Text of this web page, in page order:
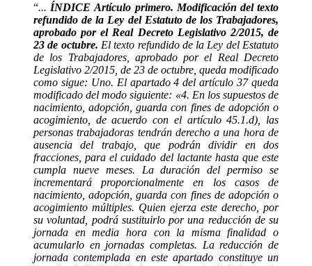
“... ÍNDICE Artículo primero. Modificación del texto
refundido de la Ley del Estatuto de los Trabajadores,
aprobado por el Real Decreto Legislativo 2/2015, de
23 de octubre. El texto refundido de la Ley del Estatuto
de los Trabajadores, aprobado por el Real Decreto
Legislativo 2/2015, de 23 de octubre, queda modificado
como sigue: Uno. El apartado 4 del artículo 37 queda
modificado del modo siguiente: «4. En los supuestos de
nacimiento, adopción, guarda con fines de adopción o
acogimiento, de acuerdo con el artículo 45.1.d), las
personas trabajadoras tendrán derecho a una hora de
ausencia del trabajo, que podrán dividir en dos
fracciones, para el cuidado del lactante hasta que este
cumpla nueve meses. La duración del permiso se
incrementará proporcionalmente en los casos de
nacimiento, adopción, guarda con fines de adopción o
acogimiento múltiples. Quien ejerza este derecho, por
su voluntad, podrá sustituirlo por una reducción de su
jornada en media hora con la misma finalidad o
acumularlo en jornadas completas. La reducción de
jornada contemplada en este apartado constituye un